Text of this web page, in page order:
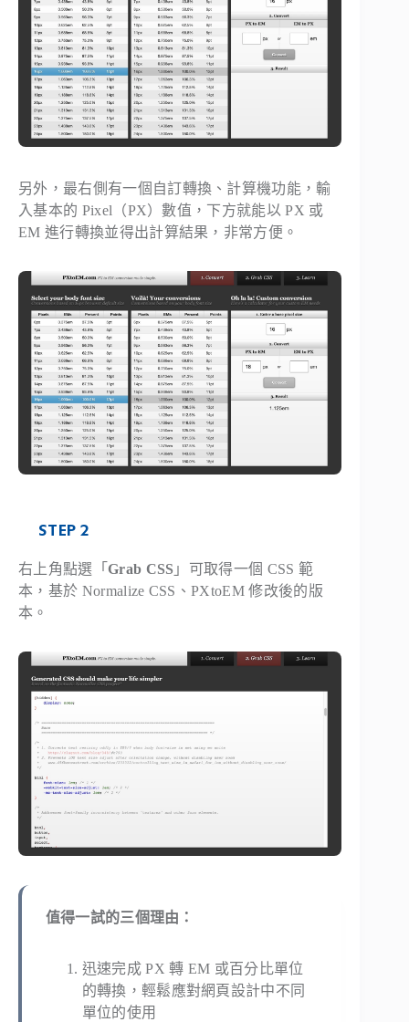
另外，最右側有一個自訂轉換、計算機功能，輸
入基本的 Pixel（PX）數值，下方就能以 PX 或
EM 進行轉換並得出計算結果，非常方便。
STEP 2
右上角點選「 Grab CSS 」可取得一個 CSS 範
本，基於 Normalize CSS、PXtoEM 修改後的版
本。
值得一試的三個理由：
迅速完成 PX 轉 EM 或百分比單位
的轉換，輕鬆應對網頁設計中不同
單位的使用